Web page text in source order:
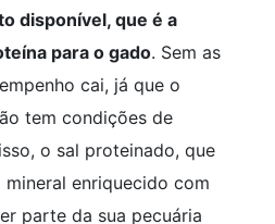
disponível, que é a
para o gado. Sem as
cai, já que o
tem condições de
o sal proteinado, que
mineral enriquecido com
parte da sua pecuária